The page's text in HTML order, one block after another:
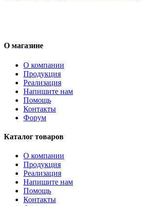
О магазине
О компании
Продукция
Реализация
Напишите нам
Помощь
Контакты
Форум
Каталог товаров
О компании
Продукция
Реализация
Напишите нам
Помощь
Контакты